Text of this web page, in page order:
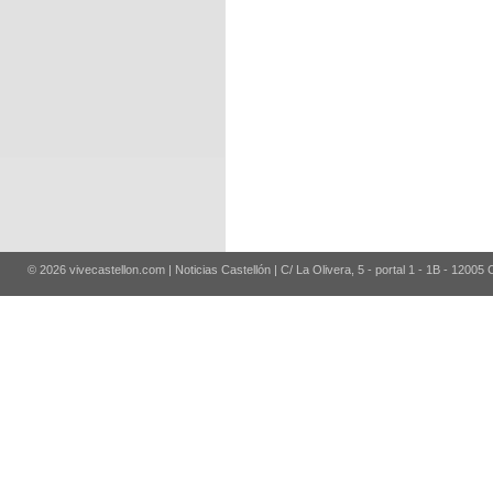
© 2026 vivecastellon.com | Noticias Castellón | C/ La Olivera, 5 - portal 1 - 1B - 12005